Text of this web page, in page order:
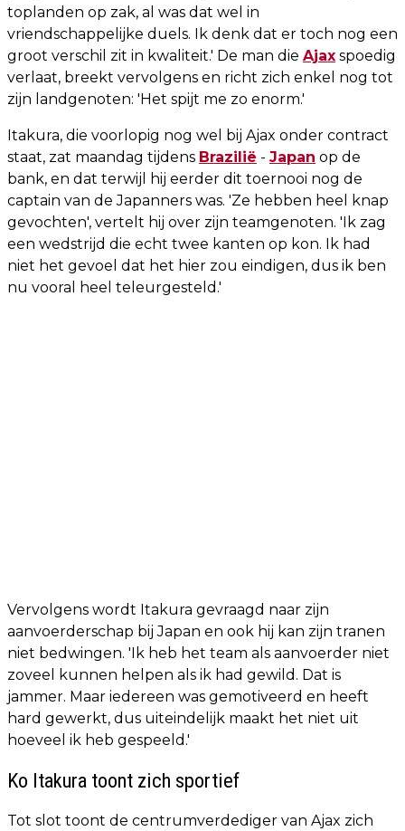
toplanden op zak, al was dat wel in
vriendschappelijke duels. Ik denk dat er toch nog een
groot verschil zit in kwaliteit.' De man die Ajax spoedig
verlaat, breekt vervolgens en richt zich enkel nog tot
zijn landgenoten: 'Het spijt me zo enorm.'
Itakura, die voorlopig nog wel bij Ajax onder contract
staat, zat maandag tijdens Brazilië - Japan op de
bank, en dat terwijl hij eerder dit toernooi nog de
captain van de Japanners was. 'Ze hebben heel knap
gevochten', vertelt hij over zijn teamgenoten. 'Ik zag
een wedstrijd die echt twee kanten op kon. Ik had
niet het gevoel dat het hier zou eindigen, dus ik ben
nu vooral heel teleurgesteld.'
Vervolgens wordt Itakura gevraagd naar zijn
aanvoerderschap bij Japan en ook hij kan zijn tranen
niet bedwingen. 'Ik heb het team als aanvoerder niet
zoveel kunnen helpen als ik had gewild. Dat is
jammer. Maar iedereen was gemotiveerd en heeft
hard gewerkt, dus uiteindelijk maakt het niet uit
hoeveel ik heb gespeeld.'
Ko Itakura toont zich sportief
Tot slot toont de centrumverdediger van Ajax zich